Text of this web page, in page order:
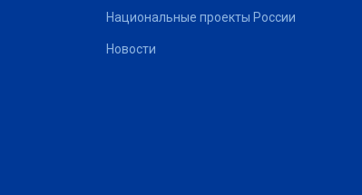
Национальные проекты России
Новости